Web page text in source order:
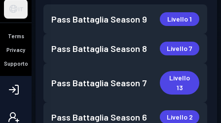
IT
Terms
Privacy
Supporto
Pass Battaglia Season 9 Livello 1
Pass Battaglia Season 8 Livello 7
Pass Battaglia Season 7
Livello
13
Pass Battaglia Season 6 Livello 2